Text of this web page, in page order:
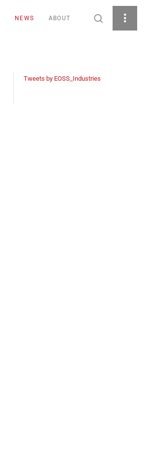
NEWS ABOUT
Tweets by EOSS_Industries